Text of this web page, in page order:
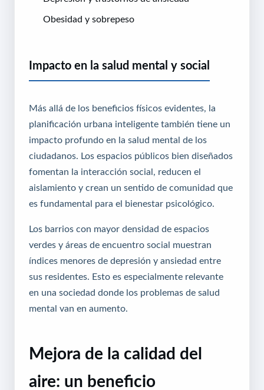
Obesidad y sobrepeso
Impacto en la salud mental y social
Más allá de los beneficios físicos evidentes, la
planificación urbana inteligente también tiene un
impacto profundo en la salud mental de los
ciudadanos. Los espacios públicos bien diseñados
fomentan la interacción social, reducen el
aislamiento y crean un sentido de comunidad que
es fundamental para el bienestar psicológico.
Los barrios con mayor densidad de espacios
verdes y áreas de encuentro social muestran
índices menores de depresión y ansiedad entre
sus residentes. Esto es especialmente relevante
en una sociedad donde los problemas de salud
mental van en aumento.
Mejora de la calidad del
aire: un beneficio